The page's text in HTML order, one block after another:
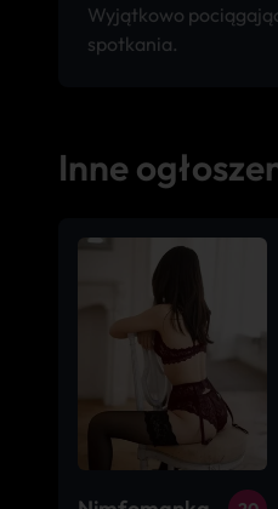
Wyjątkowo
spotkania.
Inne